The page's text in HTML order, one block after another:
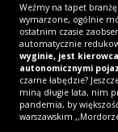
Weźmy na tapet
wymarzone, ogólnie
ostatnim czasie
automatycznie
wyginie, jest
autonomicznymi
czarne łabędzie?
miną długie lata, nim
pandemia, by
warszawskim